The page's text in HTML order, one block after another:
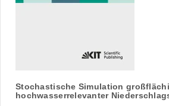
Stochastische Simulation
hochwasserrelevanter